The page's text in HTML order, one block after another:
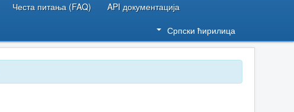
Честа питања (FAQ)
API документација
Српски ћирилица